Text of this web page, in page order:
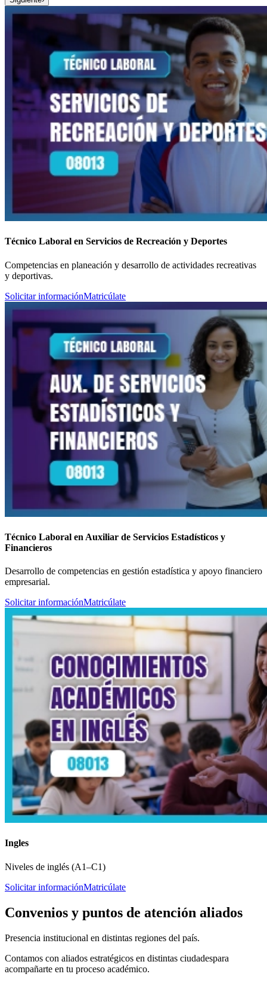
Técnico Laboral en Servicios de Recreación y Deportes
Competencias en planeación y desarrollo de actividades recreativas
y deportivas.
Solicitar informaciónMatricúlate
Técnico Laboral en Auxiliar de Servicios Estadísticos y
Financieros
Desarrollo de competencias en gestión estadística y apoyo financiero
empresarial.
Solicitar informaciónMatricúlate
Ingles
Niveles de inglés (A1–C1)
Solicitar informaciónMatricúlate
Convenios y puntos de atención aliados
Presencia institucional en distintas regiones del país.
Contamos con aliados estratégicos en distintas ciudadespara
acompañarte en tu proceso académico.